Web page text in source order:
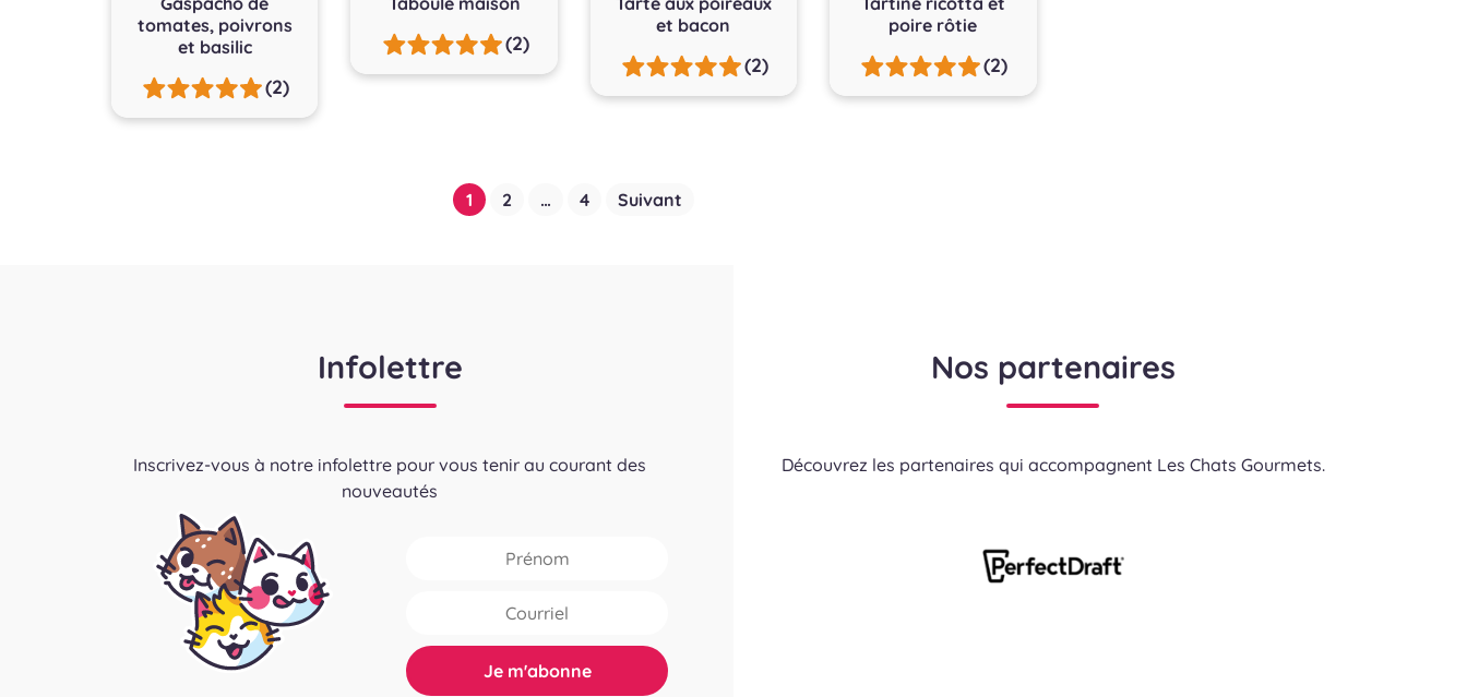
tomates, poivrons
et basilic
(2)
(2)
et bacon
(2)
poire rôtie
(2)
1 2 … 4 Suivant
Infolettre
Inscrivez-vous à notre infolettre pour vous tenir au courant des
nouveautés
Nos partenaires
Découvrez les partenaires qui accompagnent Les Chats Gourmets.